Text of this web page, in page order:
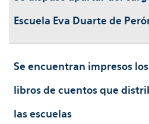
Escuela Eva Duarte de
Se encuentran impresos
libros de cuentos que
las escuelas